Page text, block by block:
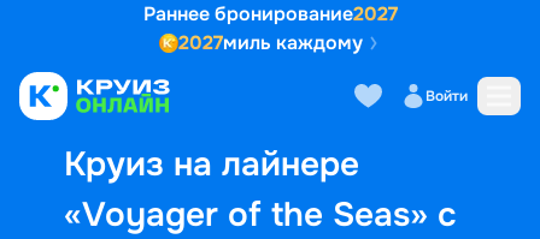
Раннее бронирование2027
2027миль каждому
Войти
Круиз на лайнере
«Voyager of the Seas» с
Выбор кают Маршрут и